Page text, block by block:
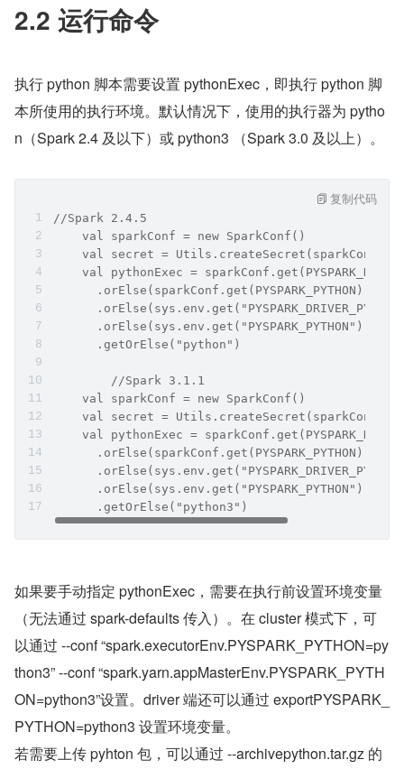
2.2 运行命令
执行 python 脚本需要设置 pythonExec，即执行 python 脚
本所使用的执行环境。默认情况下，使用的执行器为 pytho
n（Spark 2.4 及以下）或 python3 （Spark 3.0 及以上）。
//Spark 2.4.5
    val sparkConf = new SparkConf()
    val secret = Utils.createSecret(sparkConf)
val pythonExec =
      .orElse(sparkConf.get(PYSPARK_PYTHON))
      .orElse(sys.env.get("PYSPARK_PYTHON"))
      .getOrElse("python")
	//Spark 3.1.1
    val sparkConf = new SparkConf()
    val secret = Utils.createSecret(sparkConf)
val pythonExec =
      .orElse(sparkConf.get(PYSPARK_PYTHON))
      .orElse(sys.env.get("PYSPARK_PYTHON"))
      .getOrElse("python3")
复制代码
​如果要手动指定 pythonExec，需要在执行前设置环境变量
（无法通过 spark-defaults 传入）。在 cluster 模式下，可
以通过 --conf “spark.executorEnv.PYSPARK_PYTHON=py
thon3” --conf “spark.yarn.appMasterEnv.PYSPARK_PYTH
ON=python3”设置。driver 端还可以通过 exportPYSPARK_
PYTHON=python3 设置环境变量。
​若需要上传 pyhton 包，可以通过 --archivepython.tar.gz 的